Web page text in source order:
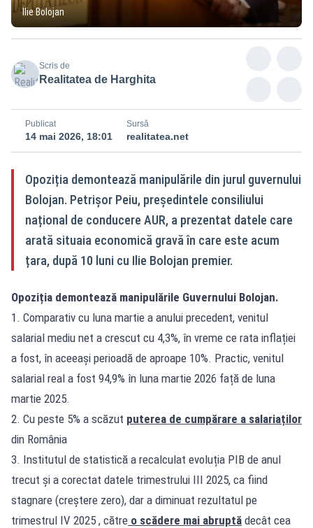
Ilie Bolojan
Scris de
Realitatea de Harghita
Publicat
14 mai 2026, 18:01
Sursă
realitatea.net
Opoziția demontează manipulările din jurul guvernului
Bolojan. Petrișor Peiu, președintele consiliului
național de conducere AUR, a prezentat datele care
arată situaia economică gravă în care este acum
țara, după 10 luni cu Ilie Bolojan premier.
Opoziția demontează manipulările Guvernului Bolojan.
1. Comparativ cu luna martie a anului precedent, venitul
salarial mediu net a crescut cu 4,3%, în vreme ce rata inflației
a fost, în aceeași perioadă de aproape 10%. Practic, venitul
salarial real a fost 94,9% în luna martie 2026 față de luna
martie 2025.
2. Cu peste 5% a scăzut puterea de cumpărare a salariaților
din România
3. Institutul de statistică a recalculat evoluția PIB de anul
trecut și a corectat datele trimestrului III 2025, ca fiind
stagnare (creștere zero), dar a diminuat rezultatul pe
trimestrul IV 2025 , către o scădere mai abruptă decât cea